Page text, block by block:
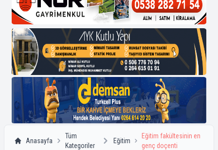
Anasayfa
Tüm
Kategoriler
Eğitim
Eğitim fakültesinin en
genç doçenti